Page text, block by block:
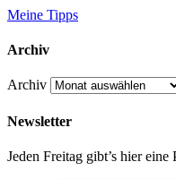
Meine Tipps
Archiv
Archiv
Newsletter
Jeden Freitag gibt’s hier